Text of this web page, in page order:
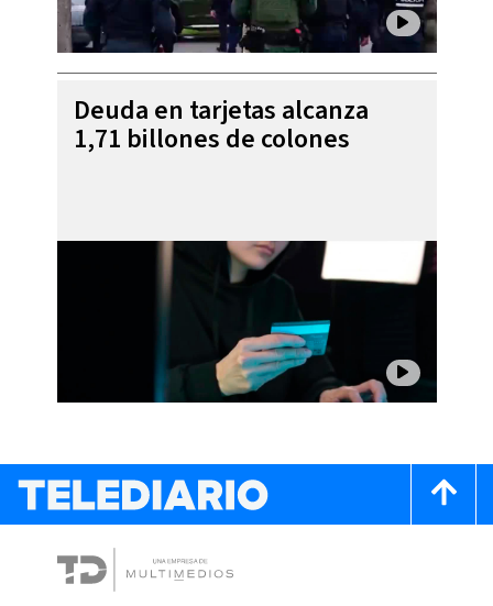
Deuda en tarjetas alcanza
1,71 billones de colones